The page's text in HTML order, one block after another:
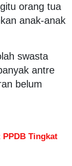
orang tua
anak-anak
swasta
antre
belum
Tingkat